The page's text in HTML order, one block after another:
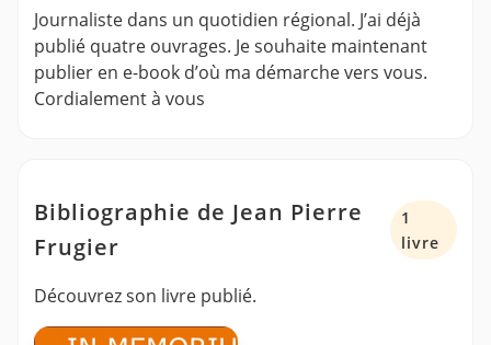
Journaliste dans un quotidien régional. J’ai déjà
publié quatre ouvrages. Je souhaite maintenant
publier en e-book d’où ma démarche vers vous.
Cordialement à vous
Bibliographie de Jean Pierre
Frugier
1
livre
Découvrez son livre publié.